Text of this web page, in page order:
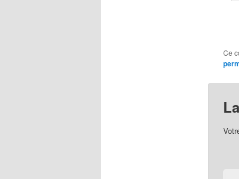
Ce